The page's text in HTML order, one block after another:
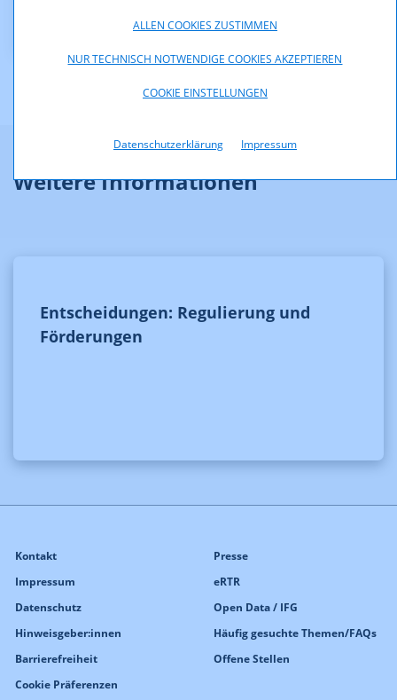
ALLEN COOKIES ZUSTIMMEN
NUR TECHNISCH NOTWENDIGE COOKIES AKZEPTIEREN
COOKIE EINSTELLUNGEN
Datenschutzerklärung Impressum
KOA_12.005-12-022_anonymisiert.pdf (pdf, 171,2 KB)
Weitere Informationen
Entscheidungen: Regulierung und
Förderungen
Kontakt
Impressum
Datenschutz
Hinweisgeber:innen
Barrierefreiheit
Cookie Präferenzen
Presse
eRTR
Open Data / IFG
Häufig gesuchte Themen/FAQs
Offene Stellen